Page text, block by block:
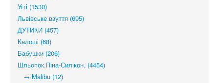
Уггі (1530)
Львівське взуття (695)
ДУТИКИ (457)
Калоші (68)
Бабушки (206)
Шльопок.Піна-Силікон. (4454)
→ Malibu (12)